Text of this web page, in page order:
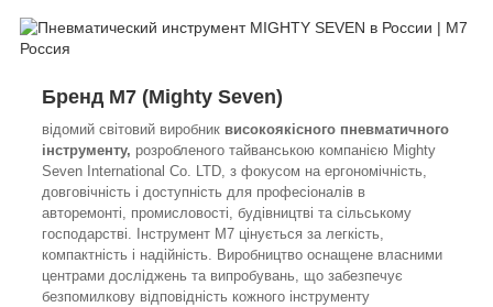
Бренд M7 (Mighty Seven)
відомий світовий виробник високоякісного пневматичного
інструменту, розробленого тайванською компанією Mighty
Seven International Co. LTD, з фокусом на ергономічність,
довговічність і доступність для професіоналів в
авторемонті, промисловості, будівництві та сільському
господарстві. Інструмент M7 цінується за легкість,
компактність і надійність. Виробництво оснащене власними
центрами досліджень та випробувань, що забезпечує
безпомилкову відповідність кожного інструменту